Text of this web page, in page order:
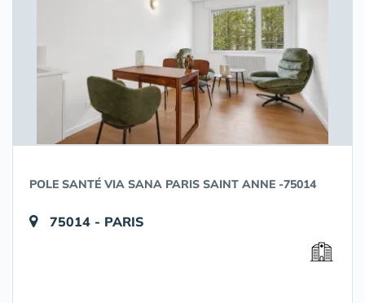
POLE SANTÉ VIA SANA PARIS SAINT ANNE -75014
75014 - PARIS